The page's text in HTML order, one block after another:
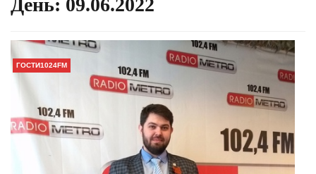
День: 09.06.2022
ГОСТИ1024FM